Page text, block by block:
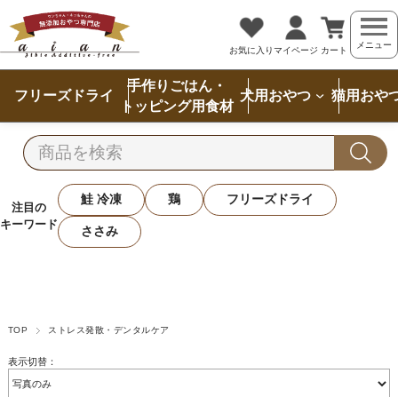
お気に入りマイページ カート
メニュー
フリーズドライ
手作りごはん・
トッピング用食材
犬用おやつ 猫用おや
注目の
キーワード
鮭 冷凍 鶏 フリーズドライ
ささみ
TOP ストレス発散・デンタルケア
表示切替：